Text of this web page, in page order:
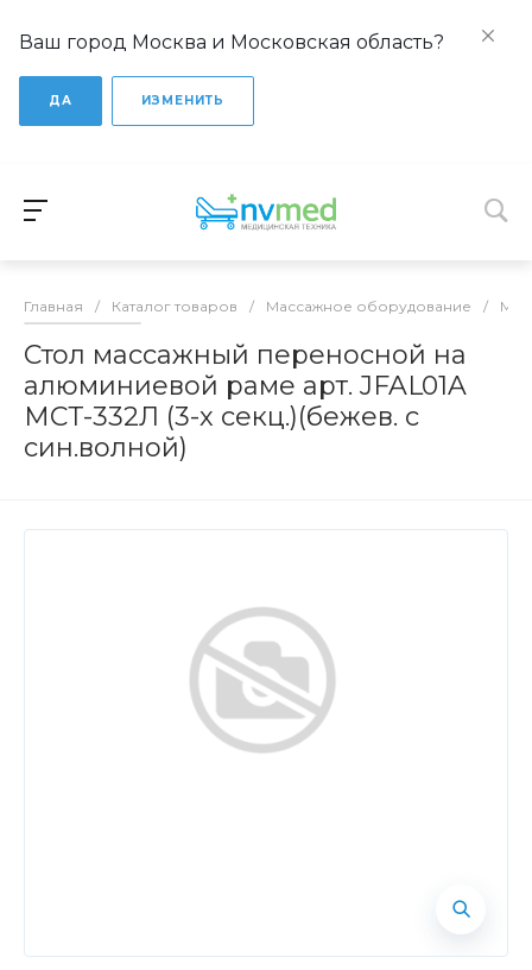
Ваш город Москва и Московская область?
ДА ИЗМЕНИТЬ
Главная / Каталог товаров / Массажное оборудование /
Стол массажный переносной на
алюминиевой раме арт. JFAL01A
МСТ-332Л (3-х секц.)(бежев. с
син.волной)